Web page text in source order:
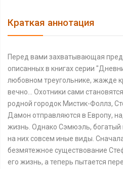
Краткая аннотация
Перед вами захватывающая
описанных в книгах серии
любовном треугольнике, жажде
вечно... Охотники сами
родной городок Мистик-Фоллз,
Дамон отправляются в Европу,
жизнь. Однако Сэмюэль,
на них совсем иные виды.
безмятежное существование
его жизнь, а теперь пытается